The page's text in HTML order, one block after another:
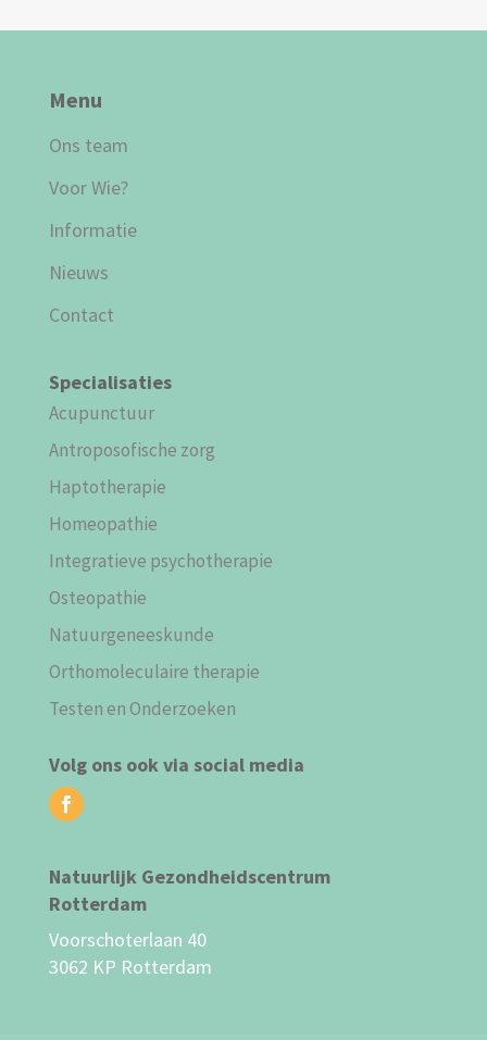
Menu
Ons team
Voor Wie?
Informatie
Nieuws
Contact
Specialisaties
Acupunctuur
Antroposofische zorg
Haptotherapie
Homeopathie
Integratieve psychotherapie
Osteopathie
Natuurgeneeskunde
Orthomoleculaire therapie
Testen en Onderzoeken
Volg ons ook via social media
Natuurlijk Gezondheidscentrum
Rotterdam
Voorschoterlaan 40
3062 KP Rotterdam